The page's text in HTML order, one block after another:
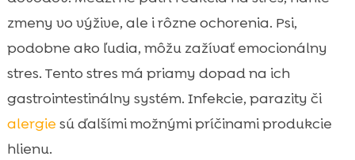
zmeny vo výžive, ale i rôzne ochorenia. Psi,
podobne ako ľudia, môžu zažívať emocionálny
stres. Tento stres má priamy dopad na ich
gastrointestinálny systém. Infekcie, parazity či
alergie sú ďalšími možnými príčinami produkcie
hlienu.